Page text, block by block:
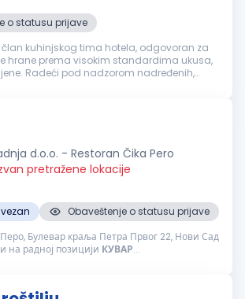
o statusu prijave
član kuhinjskog tima hotela, odgovoran za
hrane prema visokim standardima ukusa,
Radeći pod nadzorom nadređenih,
d.o.o. - Restoran Čika Pero
pretražene lokacije
Obaveštenje o statusu prijave
Булевар краља Петра Првог 22, Нови Сад
на радној позицији КУВАР...